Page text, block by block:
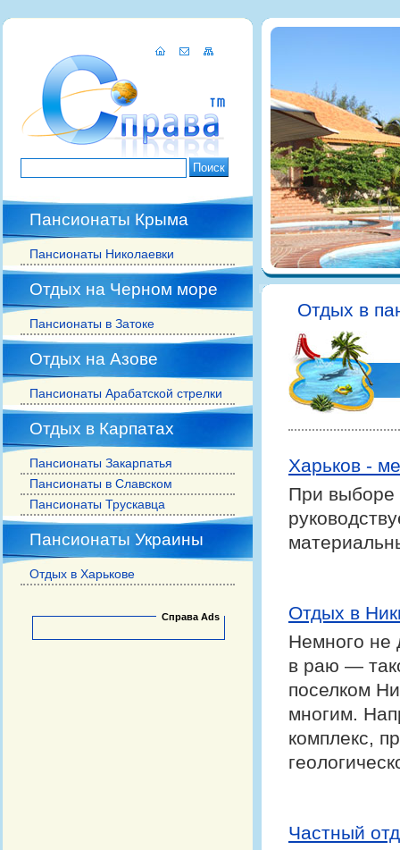
Пансионаты Крыма
Пансионаты Николаевки
Отдых на Черном море
Пансионаты в Затоке
Отдых на Азове
Пансионаты Арабатской стрелки
Отдых в Карпатах
Пансионаты Закарпатья
Пансионаты в Славском
Пансионаты Трускавца
Пансионаты Украины
Отдых в Харькове
Справа Ads
Отдых в
Харьков -
При выборе
Отдых в
Немного не
в раю —
поселком
многим.
комплекс,
Частный